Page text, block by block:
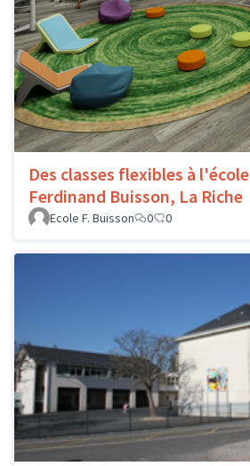
Des classes flexibles à l'école
Ferdinand Buisson, La Riche
Ecole F. Buisson
0 0